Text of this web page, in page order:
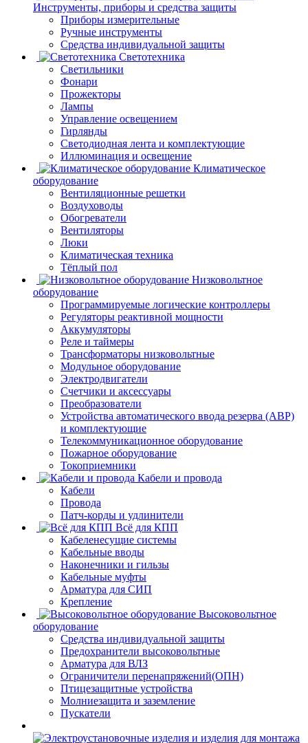
Инструменты, приборы и средства защиты
Приборы измерительные
Ручные инструменты
Средства индивидуальной защиты
Светотехника
Светильники
Фонари
Прожекторы
Лампы
Управление освещением
Гирлянды
Светодиодная лента и комплектующие
Иллюминация и освещение
Климатическое
оборудование
Вентиляционные решетки
Воздуховоды
Обогреватели
Вентиляторы
Люки
Климатическая техника
Тёплый пол
Низковольтное
оборудование
Программируемые логические контроллеры
Регуляторы реактивной мощности
Аккумуляторы
Реле и таймеры
Трансформаторы низковольтные
Модульное оборудование
Электродвигатели
Счетчики и аксессуары
Преобразователи
Устройства автоматического ввода резерва (АВР)
и комплектующие
Телекоммуникационное оборудование
Пожарное оборудование
Токоприемники
Кабели и провода
Кабели
Провода
Патч-корды и удлинители
Всё для КПП
Кабеленесущие системы
Кабельные вводы
Наконечники и гильзы
Кабельные муфты
Арматура для СИП
Крепление
Высоковольтное
оборудование
Средства индивидуальной защиты
Предохранители высоковольтные
Арматура для ВЛЗ
Ограничители перенапряжений(ОПН)
Птицезащитные устройства
Молниезащита и заземление
Пускатели